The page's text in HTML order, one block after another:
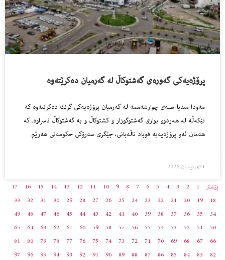
پرۆژەیەكی گەورەی گەشتوكاڵ لە گەرمیان دەكرێتەوە
مەودا میدیا-سبەی چوارشەممە لە گەرمیان پرۆژەیەكی گرنك دەكرێتەوە كە
تێكەڵە لە هەردوو بواری گەشتوگوزار و كشتوكاڵ و بە گەشتوكاڵ ناسراوە، كە
هەمان ئەو پرۆژەیەیە قوباد تاڵەبانی، جێگری سەرۆكی حكومەتی هەرێم
21ی نیسان 2026
پێشتر 1
2
3
4
5
6
7
8
9
10
11
12
13
14
15
16
17
18
19
20
21
22
23
24
25
26
27
28
29
30
31
32
33
34
35
36
37
38
39
40
41
42
43
44
45
46
47
48
49
50
51
52
53
54
55
56
57
58
59
60
61
62
63
64
65
66
67
68
69
70
71
72
73
74
75
76
77
78
79
80
81
82
83
84
85
86
87
88
89
90
91
92
93
94
95
96
97